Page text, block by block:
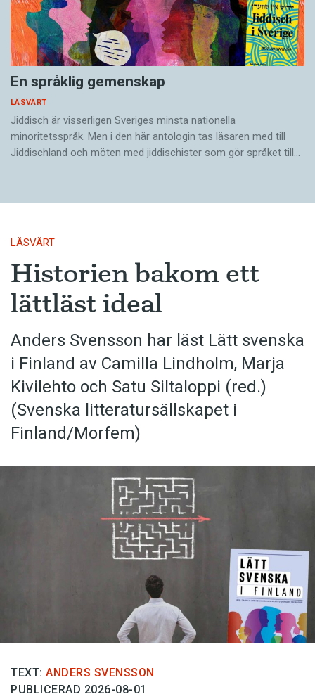
En språklig gemenskap
LÄSVÄRT
Jiddisch är visserligen Sveriges minsta nationella
minoritetsspråk. Men i den här antologin tas läsaren med till
Jiddischland och möten med jiddischister som gör språket till…
LÄSVÄRT
Historien bakom ett
lättläst ideal
Anders Svensson har läst Lätt svenska
i Finland av Camilla Lindholm, Marja
Kivilehto och Satu Siltaloppi (red.)
(Svenska litteratur­sällskapet i
Finland/Morfem)
TEXT: ANDERS SVENSSON
PUBLICERAD 2026-08-01